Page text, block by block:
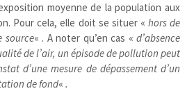
moyenne de la population aux
Pour cela, elle doit se situer « hors de
source« . A noter qu’en cas « d’absence
de l’air, un épisode de pollution peut
d’une mesure de dépassement d’un
de fond« .